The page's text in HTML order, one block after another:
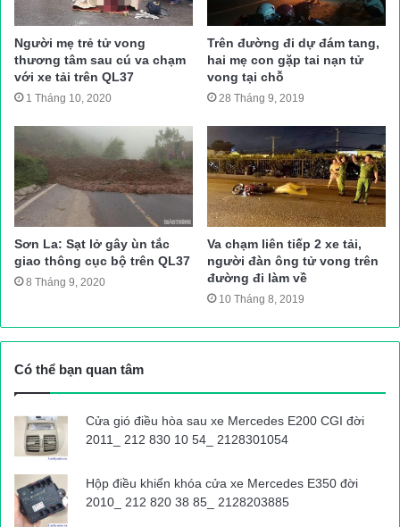
Trung tá Đỗ Trọng Tuân nói, ngay sau khi nhận được tin báo từ
Trung tâm Chỉ huy giao thông Công an Tp. Hà Nội, đơn vị đã chỉ
đạo Tổ tuần tra gồm 4 đồng chí: Thượng uý Nguyễn Tiến Dũng,
uý Đỗ Duy Hải do Thượng uý Dũng làm Tổ trưởng “đón lõng”
tại vị trí hướng đường cao tốc Pháp Vân- Cầu Giẽ vào trung
tâm Hà Nội, lối đường dẫn lên đường vành đai 3 trên cao. Đến
gần 15h ngày 2/9, Tổ tuần tra đã phát hiện xe ôtô khách như tin
báo qua facebook, nên đã ra hiệu lệnh dừng xe kiểm tra.
Ô tô khách loại 29 chỗ chở 64 khách bị CSGT lập biên bản xử
đã nhồi tới 64 khách.
Tài xế điều khiển ô tô khách 18B-017.56 được xác định là Trần
Vũ Khánh (SN 1979, trú tại huyện Nghĩa Hưng, tỉnh Nam Định)
là lái xe của HTX Vận tải đường bộ Quỹ Nhất có địa chỉ tại Khu
2, Thị trấn Quỹ Nhất, huyện Nghĩa Hưng, tỉnh Nam Định. Xe
chạy tuyến cố định Bến xe Nam Định đi Bến xe Sơn Tây (Hà
Người mẹ trẻ tử vong
thương tâm sau cú va chạm
với xe tải trên QL37
1 Tháng 10, 2020
Trên đường đi dự đám tang,
hai mẹ con gặp tai nạn tử
vong tại chỗ
28 Tháng 9, 2019
Sơn La: Sạt lở gây ùn tắc
giao thông cục bộ trên QL37
8 Tháng 9, 2020
Va chạm liên tiếp 2 xe tải,
người đàn ông tử vong trên
đường đi làm về
10 Tháng 8, 2019
Có thể bạn quan tâm
Cửa gió điều hòa sau xe Mercedes E200 CGI đời
2011_ 212 830 10 54_ 2128301054
Hộp điều khiển khóa cửa xe Mercedes E350 đời
2010_ 212 820 38 85_ 2128203885